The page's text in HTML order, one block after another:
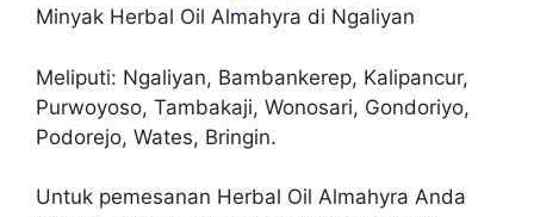
Minyak Herbal Oil Almahyra di Ngaliyan
Meliputi: Ngaliyan, Bambankerep, Kalipancur,
Purwoyoso, Tambakaji, Wonosari, Gondoriyo,
Podorejo, Wates, Bringin.
Untuk pemesanan Herbal Oil Almahyra Anda